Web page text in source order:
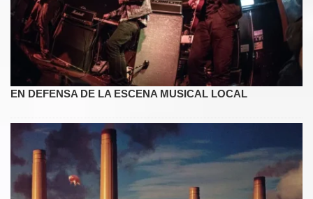
EN DEFENSA DE LA ESCENA MUSICAL LOCAL